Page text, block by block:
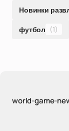
Новинки
футбол (1)
world-game-